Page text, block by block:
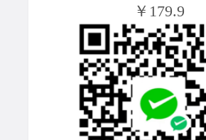
￥179.9